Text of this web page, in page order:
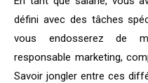
défini avec des tâches
vous endosserez de
responsable marketing,
Savoir jongler entre ces